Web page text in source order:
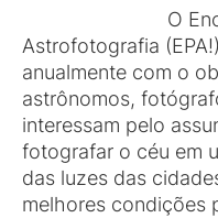
O
Astrofotografia
anualmente com o
astrônomos,
interessam pelo
fotografar o céu em
das luzes das
melhores condições